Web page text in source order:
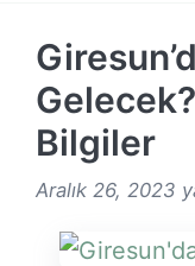
Bilgiler
Aralık 26, 2023